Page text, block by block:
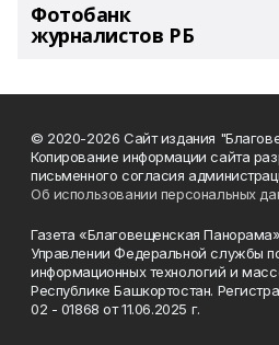
Фотобанк
журналистов РБ
© 2020-2026 Сайт издания
Копирование информации сайта
письменного согласия
Об использовании персональных
Газета «Благовещенская
Управлении Федеральной службы
информационных технологий и
Республике Башкортостан.
02 - 01868 от 11.06.2025 г.